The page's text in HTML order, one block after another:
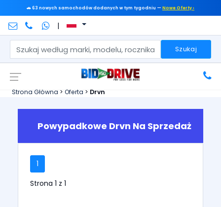
🚗 63 nowych samochodów dodanych w tym tygodniu — Nowe Oferty ›
|
Szukaj
Strona Główna > Oferta > Drvn
Powypadkowe Drvn Na Sprzedaż
1
Strona 1 z 1